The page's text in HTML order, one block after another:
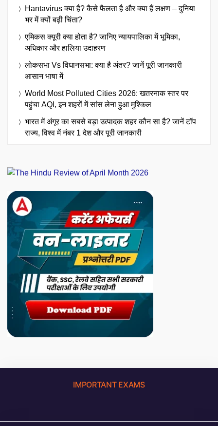
Hantavirus क्या है? कैसे फैलता है और क्या हैं लक्षण – दुनिया
भर में क्यों बढ़ी चिंता?
एमिकस क्यूरी क्या होता है? जानिए न्यायपालिका में भूमिका,
अधिकार और हालिया उदाहरण
लोकसभा Vs विधानसभा: क्या है अंतर? जानें पूरी जानकारी
आसान भाषा में
World Most Polluted Cities 2026: खतरनाक स्तर पर
पहुंचा AQI, इन शहरों में सांस लेना हुआ मुश्किल
भारत में अंगूर का सबसे बड़ा उत्पादक शहर कौन सा है? जानें टॉप
राज्य, विश्व में नंबर 1 देश और पूरी जानकारी
IMPORTANT EXAMS